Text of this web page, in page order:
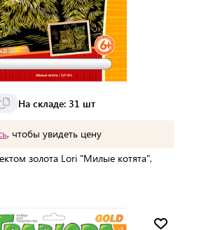
На складе: 31 шт
, чтобы увидеть цену
золота Lori "Милые котята",
от 12 до 13 дней